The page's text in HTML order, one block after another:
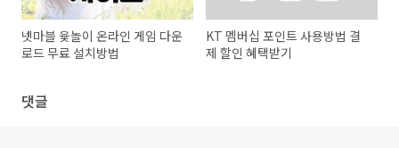
넷마블 윷놀이 온라인 게임 다운
로드 무료 설치방법
KT 멤버십 포인트 사용방법 결
제 할인 혜택받기
댓글